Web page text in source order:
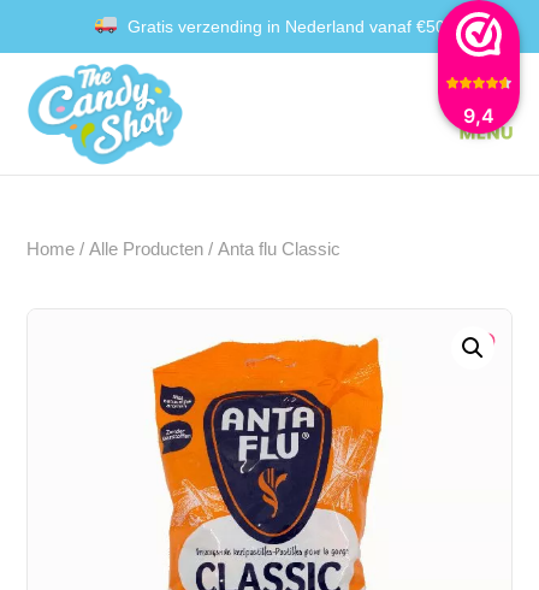
9,4
Gratis verzending in Nederland vanaf €50
Home /Alle Producten / Anta flu Classic